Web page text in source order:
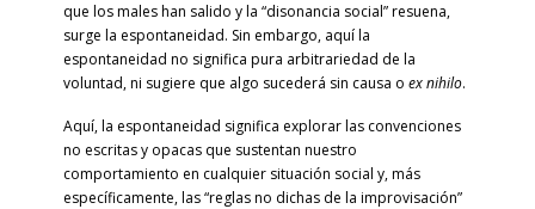
que los males han salido y la “disonancia social” resuena,
surge la espontaneidad. Sin embargo, aquí la
espontaneidad no significa pura arbitrariedad de la
voluntad, ni sugiere que algo sucederá sin causa o ex nihilo.
Aquí, la espontaneidad significa explorar las convenciones
no escritas y opacas que sustentan nuestro
comportamiento en cualquier situación social y, más
específicamente, las “reglas no dichas de la improvisación”